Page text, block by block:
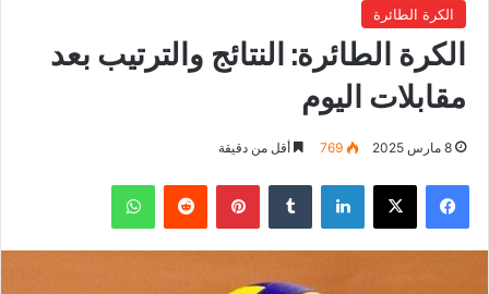
الكرة الطائرة
الكرة الطائرة: النتائج والترتيب بعد
مقابلات اليوم
8 مارس 2025 769 أقل من دقيقة
فيسبوك ‫X لينكدإن بينتيريست واتساب